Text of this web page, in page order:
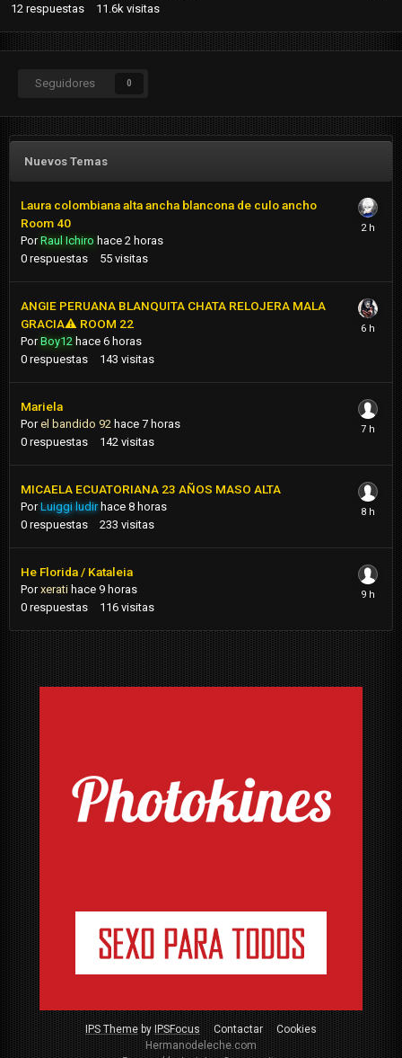
12 respuestas 11.6k visitas
Seguidores 0
Nuevos Temas
Laura colombiana alta ancha blancona de culo ancho
Room 40
PorRaul Ichiro hace 2 horas
0 respuestas 55 visitas
ANGIE PERUANA BLANQUITA CHATA RELOJERA MALA
GRACIA​⚠️​ ROOM 22
PorBoy12 hace 6 horas
0 respuestas 143 visitas
Mariela
Porel bandido 92 hace 7 horas
0 respuestas 142 visitas
MICAELA ECUATORIANA 23 AÑOS MASO ALTA
PorLuiggi ludir hace 8 horas
0 respuestas 233 visitas
He Florida / Kataleia
Porxerati hace 9 horas
0 respuestas 116 visitas
IPS ThemebyIPSFocus Contactar
Cookies
Hermanodeleche.com